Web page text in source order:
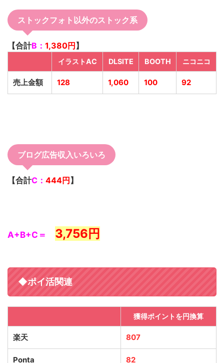
ストックフォト以外のストック系
【合計B： 1,380円 】
イラストAC DLSITE BOOTH ニコニコ
売上金額 128 1,060 100 92
ブログ広告収入いろいろ
【合計C： 444円 】
A+B+C＝ 3,756円
◆ポイ活関連
獲得ポイントを円換算
楽天 807
Ponta 82